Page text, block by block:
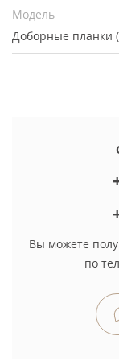
Модель
Доборные планки
Вы можете
по